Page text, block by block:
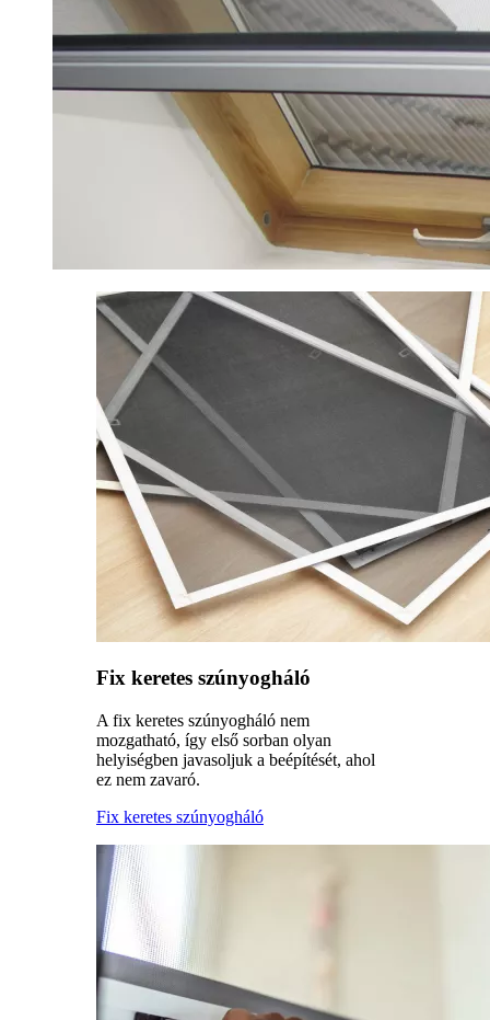
Fix keretes szúnyogháló
A fix keretes szúnyogháló nem
mozgatható, így első sorban olyan
helyiségben javasoljuk a beépítését, ahol
ez nem zavaró.
Fix keretes szúnyogháló